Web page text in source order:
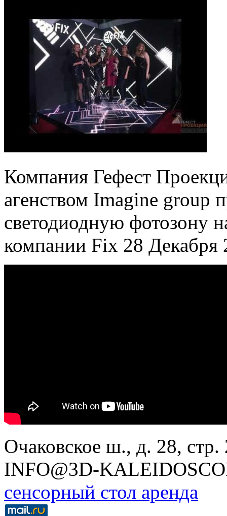
Компания Гефест
агенством Imagine group
светодиодную фотозону
компании Fix 28 Декабря
Очаковское ш., д. 28, стр.
INFO@3D-
сенсорный стол аренда